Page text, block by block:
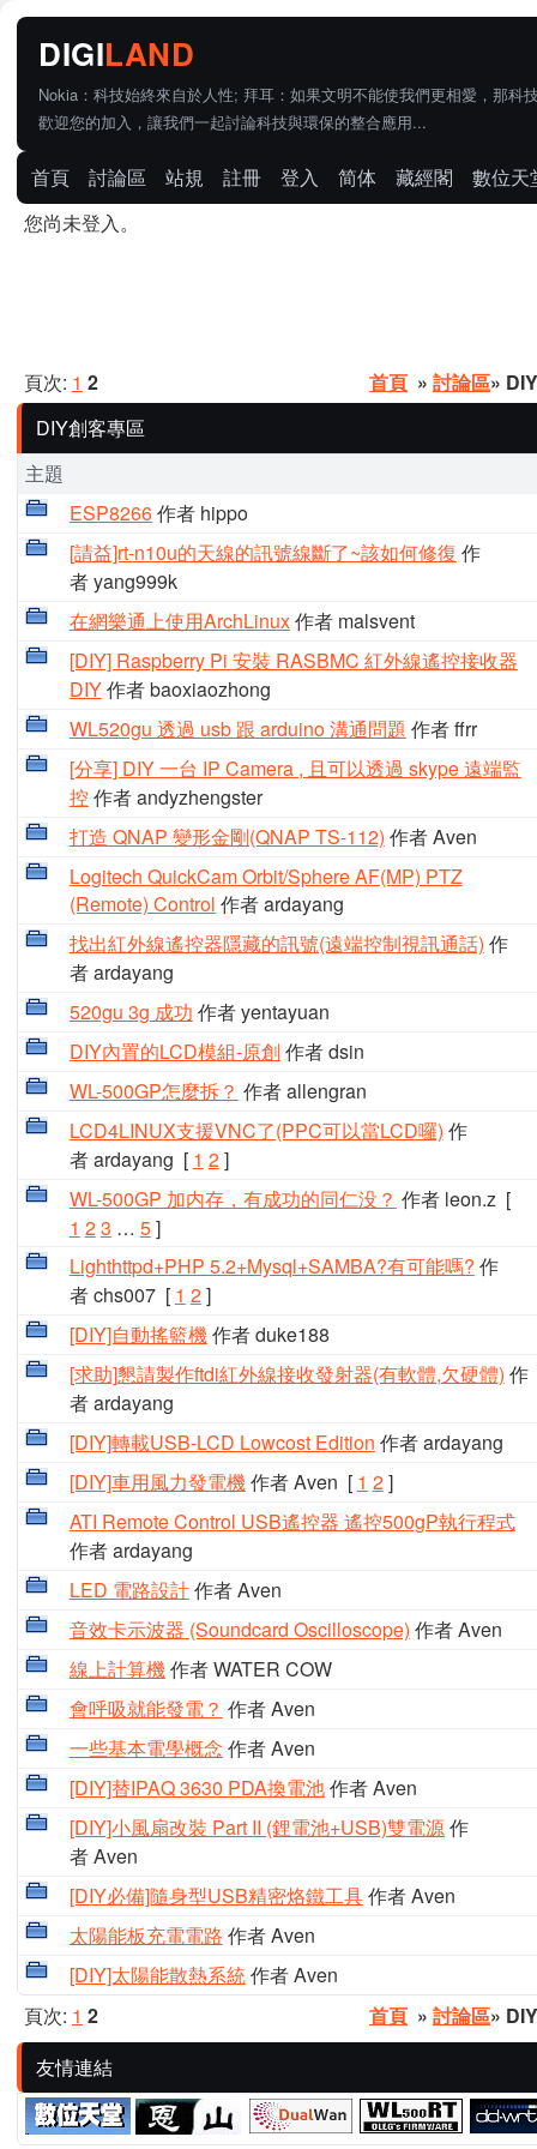
Nokia：科技始終來自於人性; 拜耳：如果文明不能使我們更相愛，那科
歡迎您的加入，讓我們一起討論科技與環保的整合應用...
首頁 討論區 站規 註冊 登入 简体 藏經閣
數位天
您尚未登入。
頁次: 1 2 首頁 » 討論區»
DIY創客專區
主題
ESP8266作者 hippo
[請益]rt-n10u的天線的訊號線斷了~該如何修復 作
者 yang999k
在網樂通上使用ArchLinux作者 malsvent
[DIY] Raspberry Pi 安裝 RASBMC 紅外線遙控接收器
DIY作者 baoxiaozhong
WL520gu 透過 usb 跟 arduino 溝通問題 作者 ffrr
[分享] DIY 一台 IP Camera , 且可以透過 skype 遠端監
控作者 andyzhengster
打造 QNAP 變形金剛(QNAP TS-112) 作者 Aven
Logitech QuickCam Orbit/Sphere AF(MP) PTZ
(Remote) Control 作者 ardayang
找出紅外線遙控器隱藏的訊號(遠端控制視訊通話) 作
者 ardayang
520gu 3g 成功 作者 yentayuan
DIY內置的LCD模組-原創 作者 dsin
WL-500GP怎麼拆？ 作者 allengran
LCD4LINUX支援VNC了(PPC可以當LCD囉) 作
者 ardayang [ 1 2]
WL-500GP 加内存，有成功的同仁没？ 作者 leon.z[
1 23 … 5]
Lighthttpd+PHP 5.2+Mysql+SAMBA?有可能嗎? 作
者 chs007[ 1 2]
[DIY]自動搖籃機作者 duke188
[求助]懇請製作ftdi紅外線接收發射器(有軟體,欠硬體) 作
者 ardayang
[DIY]轉載USB-LCD Lowcost Edition 作者 ardayang
[DIY]車用風力發電機作者 Aven [ 1 2]
ATI Remote Control USB遙控器 遙控500gP執行程式
作者 ardayang
LED 電路設計作者 Aven
音效卡示波器 (Soundcard Oscilloscope) 作者 Aven
線上計算機作者 WATER COW
會呼吸就能發電？ 作者 Aven
一些基本電學概念 作者 Aven
[DIY]替IPAQ 3630 PDA換電池作者 Aven
[DIY]小風扇改裝 Part II (鋰電池+USB)雙電源作
者 Aven
[DIY必備]隨身型USB精密烙鐵工具作者 Aven
太陽能板充電電路 作者 Aven
[DIY]太陽能散熱系統作者 Aven
頁次: 1 2 首頁 » 討論區»
友情連結